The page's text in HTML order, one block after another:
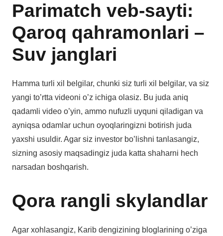
Parimatch veb-sayti:
Qaroq qahramonlari –
Suv janglari
Hamma turli xil belgilar, chunki siz turli xil belgilar, va siz
yangi to’rtta videoni o’z ichiga olasiz. Bu juda aniq
qadamli video o’yin, ammo nufuzli uyquni qiladigan va
ayniqsa odamlar uchun oyoqlaringizni botirish juda
yaxshi usuldir. Agar siz investor bo’lishni tanlasangiz,
sizning asosiy maqsadingiz juda katta shaharni hech
narsadan boshqarish.
Qora rangli skylandlar
Agar xohlasangiz, Karib dengizining bloglarining o’ziga